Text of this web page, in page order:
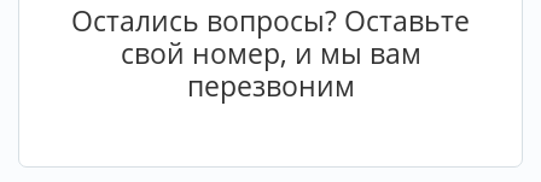
Остались вопросы? Оставьте
свой номер, и мы вам
перезвоним